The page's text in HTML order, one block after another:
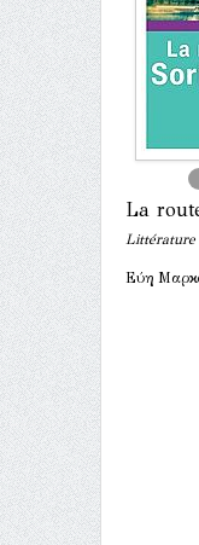
La
Εύη